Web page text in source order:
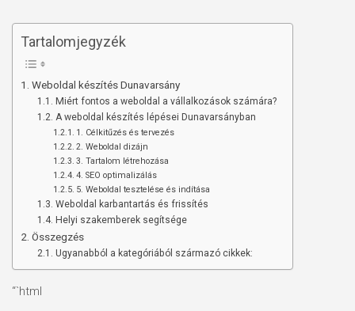
Tartalomjegyzék
Weboldal készítés Dunavarsány
Miért fontos a weboldal a vállalkozások számára?
A weboldal készítés lépései Dunavarsányban
1. Célkitűzés és tervezés
2. Weboldal dizájn
3. Tartalom létrehozása
4. SEO optimalizálás
5. Weboldal tesztelése és indítása
Weboldal karbantartás és frissítés
Helyi szakemberek segítsége
Összegzés
Ugyanabból a kategóriából származó cikkek:
“`html